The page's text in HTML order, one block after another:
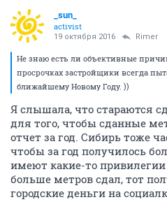
_sun_
activist
19 октября 2016 Rimer
Не знаю есть ли объективные
просрочках застройщики всегда
ближайшему Новому Году. ))
Я слышала, что стараются
для того, чтобы сданные
отчет за год. Сибирь тоже
чтобы за год получилось
имеют какие-то привилегии
больше метров сдал, тот
городские деньги на